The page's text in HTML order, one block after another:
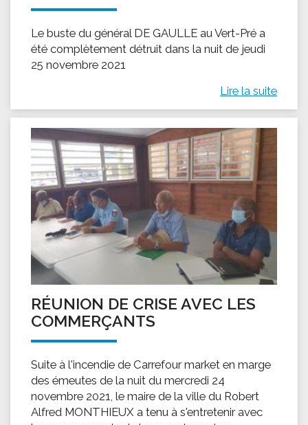
Le buste du général DE GAULLE au Vert-Pré a
été complètement détruit dans la nuit de jeudi
25 novembre 2021
Lire la suite
RÉUNION DE CRISE AVEC LES
COMMERÇANTS
Suite à l'incendie de Carrefour market en marge
des émeutes de la nuit du mercredi 24
novembre 2021, le maire de la ville du Robert
Alfred MONTHIEUX a tenu à s'entretenir avec